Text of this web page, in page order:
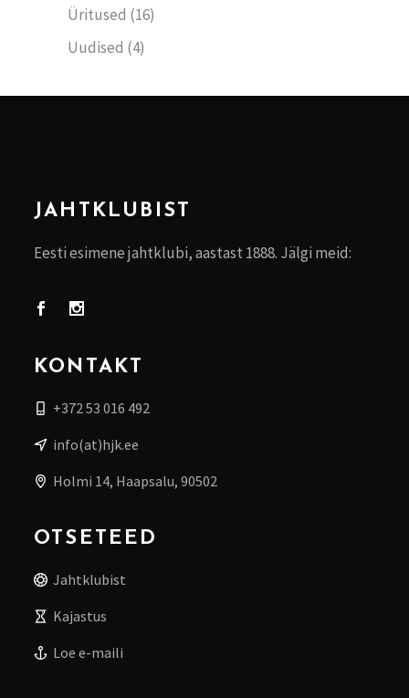
Üritused (16)
Uudised (4)
JAHTKLUBIST
Eesti esimene jahtklubi, aastast 1888. Jälgi meid:
KONTAKT
+372 53 016 492
info(at)hjk.ee
Holmi 14, Haapsalu, 90502
OTSETEED
Jahtklubist
Kajastus
Loe e-maili